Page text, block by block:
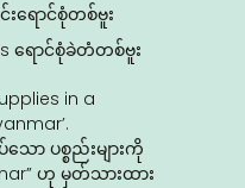
းရောင်စုံတစ်ဗူး
ရောင်စုံခဲတံတစ်ဗူး
in a
ာ ပစ္စည်းများကို
ဟု မှတ်သားထား